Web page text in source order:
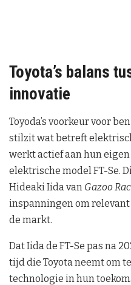
Toyota’s balans
innovatie
Toyoda’s voorkeur voor
stilzit wat betreft
werkt actief aan hun
elektrische model FT-Se.
Hideaki Iida van Gazoo
inspanningen om
de markt.
Dat Iida de FT-Se pas na
tijd die Toyota neemt om
technologie in hun